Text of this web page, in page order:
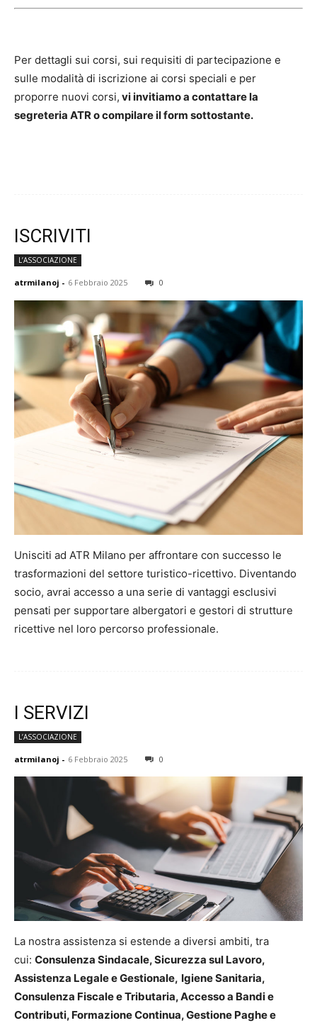
Per dettagli sui corsi, sui requisiti di partecipazione e
sulle modalità di iscrizione ai corsi speciali e per
proporre nuovi corsi, vi invitiamo a contattare la
segreteria ATR o compilare il form sottostante.
ISCRIVITI
L’ASSOCIAZIONE
atrmilanoj - 6 Febbraio 2025 0
Unisciti ad ATR Milano per affrontare con successo le
trasformazioni del settore turistico-ricettivo. Diventando
socio, avrai accesso a una serie di vantaggi esclusivi
pensati per supportare albergatori e gestori di strutture
ricettive nel loro percorso professionale.
I SERVIZI
L’ASSOCIAZIONE
atrmilanoj - 6 Febbraio 2025 0
La nostra assistenza si estende a diversi ambiti, tra
cui: Consulenza Sindacale,Sicurezza sul Lavoro,
Assistenza Legale e Gestionale, Igiene Sanitaria,
Consulenza Fiscale e Tributaria,Accesso a Bandi e
Contributi, Formazione Continua,Gestione Paghe e